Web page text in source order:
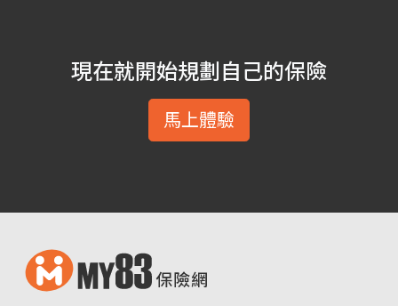
現在就開始規劃自己的保險
馬上體驗